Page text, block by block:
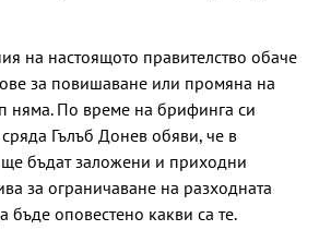
на настоящото правителство обаче
за повишаване или промяна на
няма. По време на брифинга си
Гълъб Донев обяви, че в
бъдат заложени и приходни
за ограничаване на разходната
бъде оповестено какви са те.